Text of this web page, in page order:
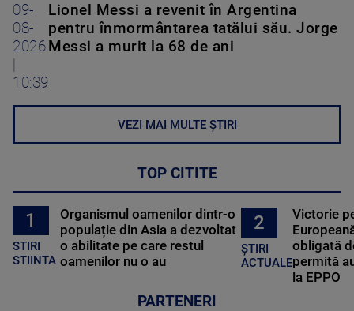
09-
08-
2026
10:39
Lionel Messi a revenit în Argentina
pentru înmormântarea tatălui său. Jorge
Messi a murit la 68 de ani
VEZI MAI MULTE ȘTIRI
TOP CITITE
1
STIRI
STIINTA
Organismul oamenilor dintr-o
populație din Asia a dezvoltat
o abilitate pe care restul
oamenilor nu o au
2
ȘTIRI
ACTUALE
Victorie
obligată
permită
la EPPO
PARTENERI